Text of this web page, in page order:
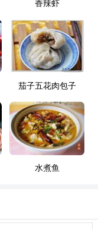
香辣虾
茄子五花肉包子
水煮鱼